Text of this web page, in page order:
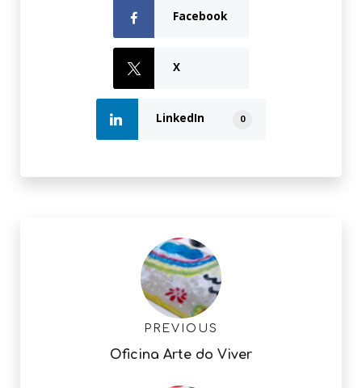
Facebook
X
LinkedIn 0
PREVIOUS
Oficina Arte do Viver